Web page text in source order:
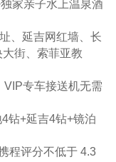
家亲子水上温泉酒
、延吉网红墙、长
街、索菲亚教
专车接送机无需
钻+延吉4钻+镜泊
程评分不低于 4.3